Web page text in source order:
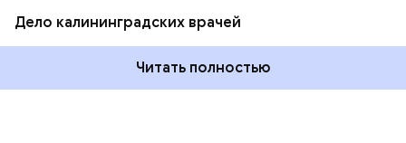
Дело калининградских врачей
Читать полностью